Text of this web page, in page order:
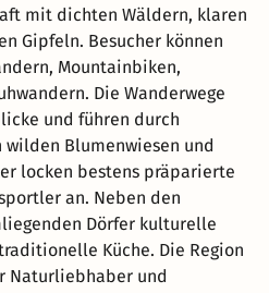
mit dichten Wäldern, klaren
Gipfeln. Besucher können
Mountainbiken,
Die Wanderwege
und führen durch
Blumenwiesen und
locken bestens präparierte
an. Neben den
Dörfer kulturelle
Küche. Die Region
Naturliebhaber und